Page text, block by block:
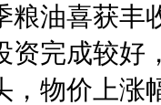
粮油喜获丰
资完成较好
，物价上涨